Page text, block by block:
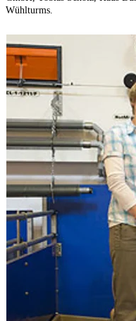
Wühlturms.